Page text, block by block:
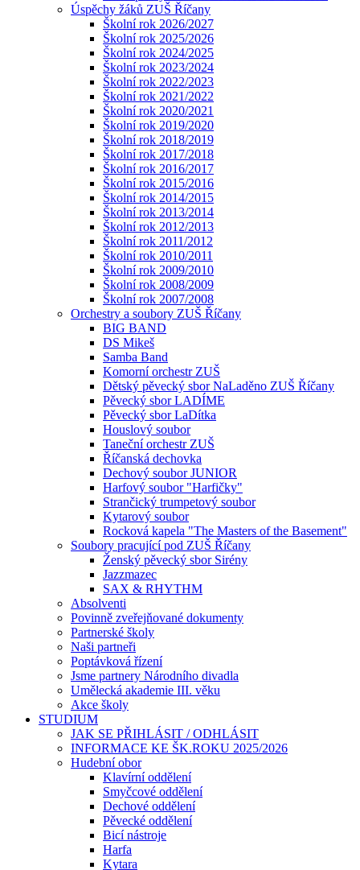
Úspěchy žáků ZUŠ Říčany
Školní rok 2026/2027
Školní rok 2025/2026
Školní rok 2024/2025
Školní rok 2023/2024
Školní rok 2022/2023
Školní rok 2021/2022
Školní rok 2020/2021
Školní rok 2019/2020
Školní rok 2018/2019
Školní rok 2017/2018
Školní rok 2016/2017
Školní rok 2015/2016
Školní rok 2014/2015
Školní rok 2013/2014
Školní rok 2012/2013
Školní rok 2011/2012
Školní rok 2010/2011
Školní rok 2009/2010
Školní rok 2008/2009
Školní rok 2007/2008
Orchestry a soubory ZUŠ Říčany
BIG BAND
DS Mikeš
Samba Band
Komorní orchestr ZUŠ
Dětský pěvecký sbor NaLaděno ZUŠ Říčany
Pěvecký sbor LADÍME
Pěvecký sbor LaDítka
Houslový soubor
Taneční orchestr ZUŠ
Říčanská dechovka
Dechový soubor JUNIOR
Harfový soubor "Harfičky"
Strančický trumpetový soubor
Kytarový soubor
Rocková kapela "The Masters of the Basement"
Soubory pracující pod ZUŠ Říčany
Ženský pěvecký sbor Sirény
Jazzmazec
SAX & RHYTHM
Absolventi
Povinně zveřejňované dokumenty
Partnerské školy
Naši partneři
Poptávková řízení
Jsme partnery Národního divadla
Umělecká akademie III. věku
Akce školy
STUDIUM
JAK SE PŘIHLÁSIT / ODHLÁSIT
INFORMACE KE ŠK.ROKU 2025/2026
Hudební obor
Klavírní oddělení
Smyčcové oddělení
Dechové oddělení
Pěvecké oddělení
Bicí nástroje
Harfa
Kytara